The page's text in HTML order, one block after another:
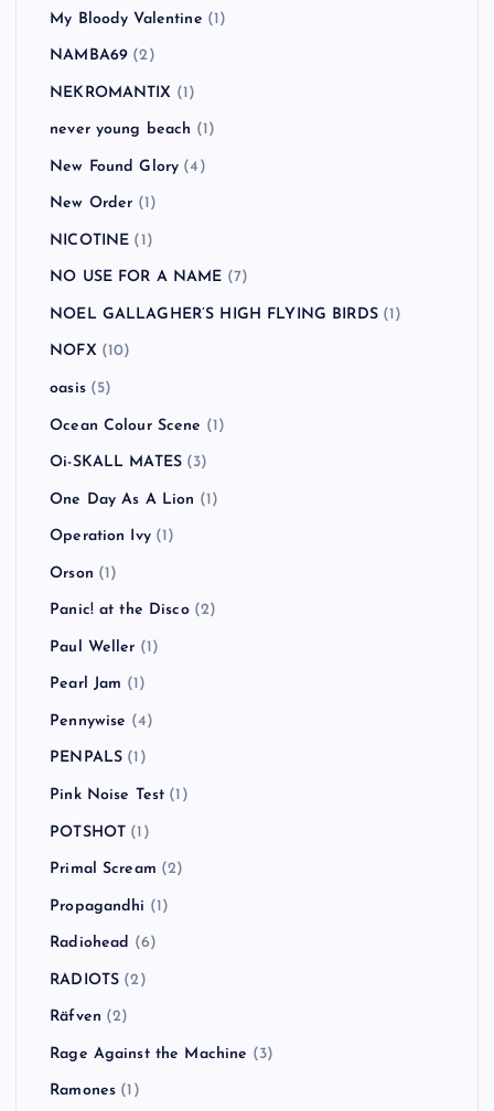
My Bloody Valentine (1)
NAMBA69 (2)
NEKROMANTIX (1)
never young beach (1)
New Found Glory (4)
New Order (1)
NICOTINE (1)
NO USE FOR A NAME (7)
NOEL GALLAGHER’S HIGH FLYING BIRDS(1)
NOFX (10)
oasis(5)
Ocean Colour Scene (1)
Oi-SKALL MATES (3)
One Day As A Lion (1)
Operation Ivy(1)
Orson (1)
Panic! at the Disco(2)
Paul Weller (1)
Pearl Jam (1)
Pennywise (4)
PENPALS (1)
Pink Noise Test (1)
POTSHOT (1)
Primal Scream (2)
Propagandhi (1)
Radiohead (6)
RADIOTS (2)
Räfven (2)
Rage Against the Machine (3)
Ramones (1)